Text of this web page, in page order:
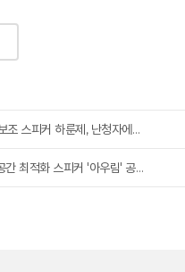
제이디솔루션 “청력보조 스피커 하룬제, 난청자에게 듣는 즐거움 줄 것” 동아닷컴
제이디솔루션, 교육공간 최적화 스피커 '아우림' 공개